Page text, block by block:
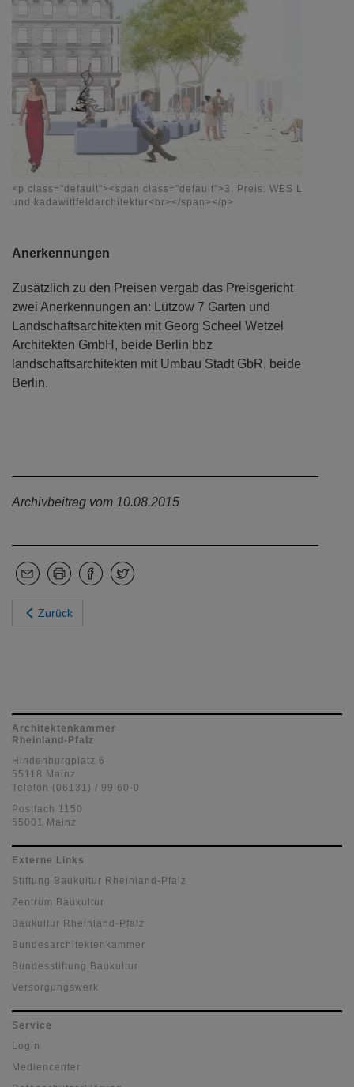
<p class="default"><span class="default">3. Preis: WES
und kadawittfeldarchitektur<br></span></p>
Anerkennungen
Zusätzlich zu den Preisen vergab das Preisgericht
zwei Anerkennungen an: Lützow 7 Garten und
Landschaftsarchitekten mit Georg Scheel Wetzel
Architekten GmbH, beide Berlin bbz
landschaftsarchitekten mit Umbau Stadt GbR, beide
Berlin.
Archivbeitrag vom 10.08.2015
Zurück
Architektenkammer
Rheinland-Pfalz
Hindenburgplatz 6
55118 Mainz
Telefon (06131) / 99 60-0
Postfach 1150
55001 Mainz
Externe Links
Stiftung Baukultur Rheinland-Pfalz
Zentrum Baukultur
Baukultur Rheinland-Pfalz
Bundesarchitektenkammer
Bundesstiftung Baukultur
Versorgungswerk
Service
Login
Mediencenter